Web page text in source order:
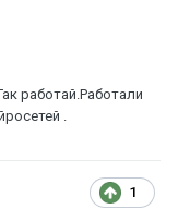
работай.Работали
.
1